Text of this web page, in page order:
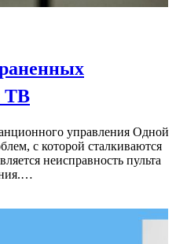
ТВ
управления Одной
с которой сталкиваются
неисправность пульта